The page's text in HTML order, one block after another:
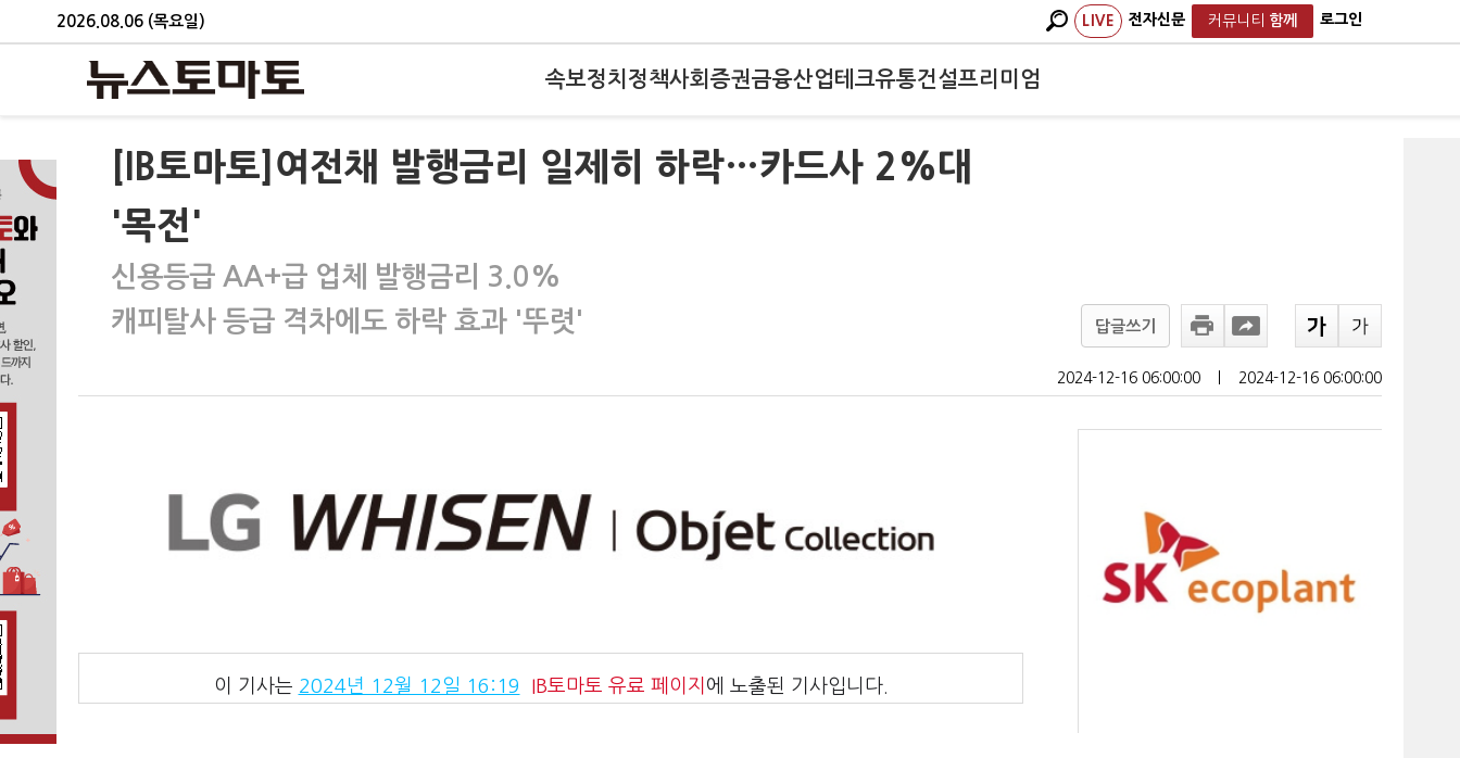
2026.08.06 (목요일) LIVE 전자신문 커뮤니티 함께 로그인
속보정치 정책사회 증권금융산업테크유통건설프리미엄
[IB토마토]여전채 발행금리 일제히 하락…카드사 2%대
'목전'
신용등급 AA+급 업체 발행금리 3.0%
캐피탈사 등급 격차에도 하락 효과 '뚜렷'
답글쓰기
2024-12-16 06:00:00 2024-12-16 06:00:00
이 기사는 2024년 12월 12일 16:19 IB토마토 유료 페이지 에 노출된 기사입니다.